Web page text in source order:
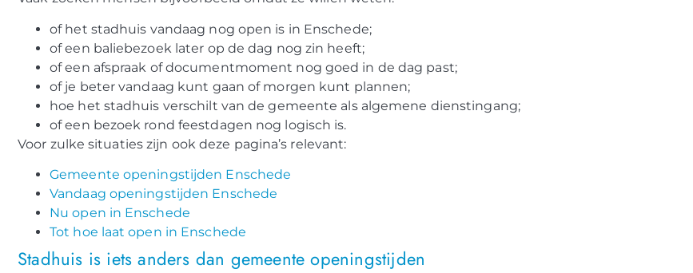
of het stadhuis vandaag nog open is in Enschede;
of een baliebezoek later op de dag nog zin heeft;
of een afspraak of documentmoment nog goed in de dag past;
of je beter vandaag kunt gaan of morgen kunt plannen;
hoe het stadhuis verschilt van de gemeente als algemene dienstingang;
of een bezoek rond feestdagen nog logisch is.
Voor zulke situaties zijn ook deze pagina’s relevant:
Gemeente openingstijden Enschede
Vandaag openingstijden Enschede
Nu open in Enschede
Tot hoe laat open in Enschede
Stadhuis is iets anders dan gemeente openingstijden